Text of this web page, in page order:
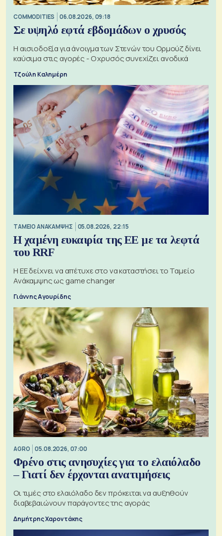
COMMODITIES 06.08.2026, 09:18
Σε υψηλό εφτά εβδομάδων ο χρυσός
Η αισιοδοξία για άνοιγμα των Στενών του Ορμούζ δίνει
καύσιμα στις αγορές - Ο χρυσός συνεχίζει ανοδικά
Τζούλη Καλημέρη
ΤΑΜΕΙΟ ΑΝΑΚΑΜΨΗΣ 05.08.2026, 22:15
Η χαμένη ευκαιρία της ΕΕ με τα λεφτά
του RRF
Η ΕΕ δείχνει να απέτυχε στο να καταστήσει το Ταμείο
Ανάκαμψης ως game changer
Γιάννης Αγουρίδης
AGRO 05.08.2026, 07:00
Φρένο στις ανησυχίες για το ελαιόλαδο
– Γιατί δεν έρχονται ανατιμήσεις
Οι τιμές στο ελαιόλαδο δεν πρόκειται να αυξηθούν
διαβεβαιώνουν παράγοντες της αγοράς
Δημήτρης Χαροντάκης